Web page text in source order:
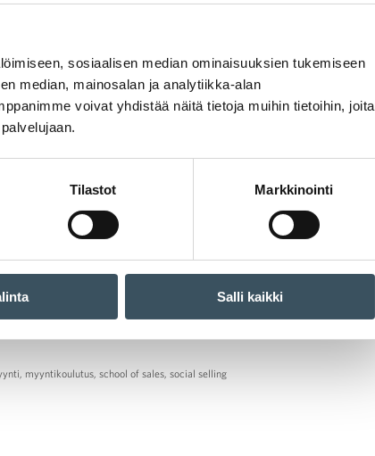
sosiaalisen median ominaisuuksien tukemiseen
median, mainosalan ja analytiikka-alan
voivat yhdistää näitä tietoja muihin tietoihin, joita
Tilastot Markkinointi
Salli kaikki
myyntikoulutus school of sales social selling